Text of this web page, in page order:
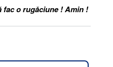
fac o rugăciune ! Amin !